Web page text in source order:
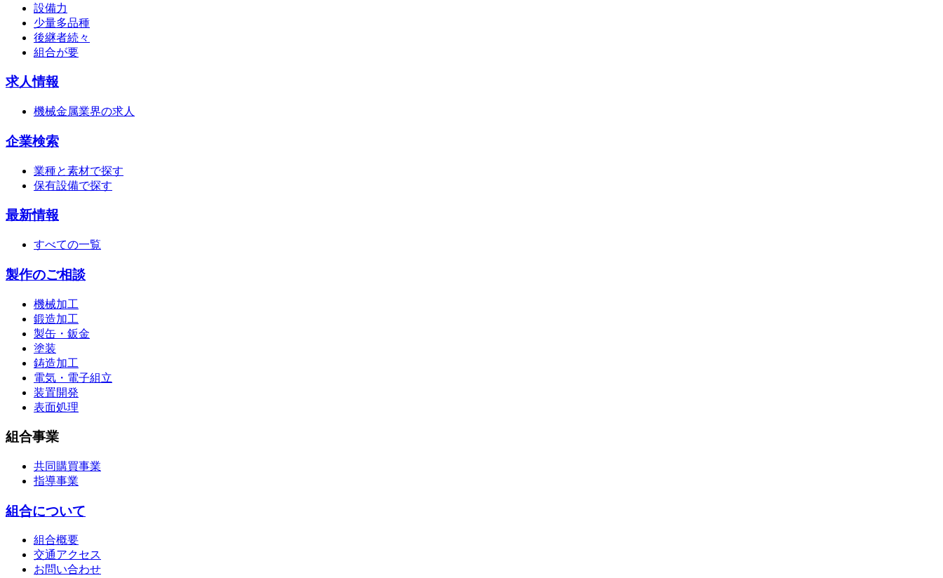
設備力
少量多品種
後継者続々
組合が要
求人情報
機械金属業界の求人
企業検索
業種と素材で探す
保有設備で探す
最新情報
すべての一覧
製作のご相談
機械加工
鍛造加工
製缶・鈑金
塗装
鋳造加工
電気・電子組立
装置開発
表面処理
組合事業
共同購買事業
指導事業
組合について
組合概要
交通アクセス
お問い合わせ